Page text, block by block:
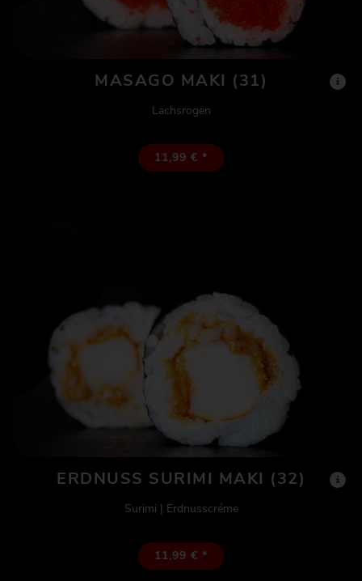
MASAGO MAKI (31)
Lachsrogen
11,99 € *
ERDNUSS SURIMI MAKI (32)
Surimi | Erdnusscréme
11,99 € *